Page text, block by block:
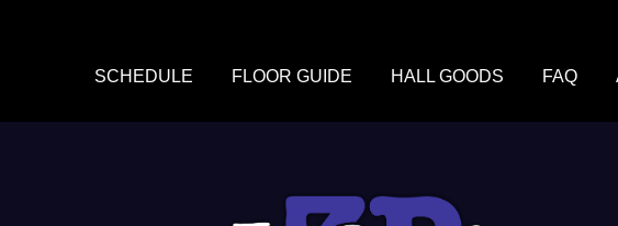
SCHEDULE FLOOR GUIDE HALL GOODS FAQ